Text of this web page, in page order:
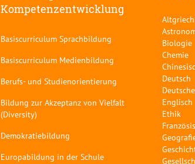
Kompetenzentwicklung
Basiscurriculum Sprachbildung
Basiscurriculum Medienbildung
Berufs- und Studienorientierung
Bildung zur Akzeptanz von Vielfalt
(Diversity)
Demokratiebildung
Europabildung in der Schule
Biologie
Chemie
Deutsch
Englisch
Ethik